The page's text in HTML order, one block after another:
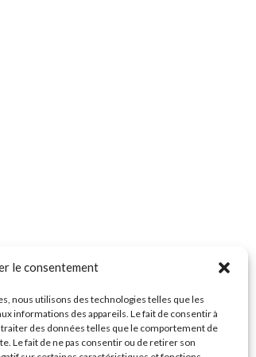
le consentement
nous utilisons des technologies telles que les
informations des appareils. Le fait de consentir à
des données telles que le comportement de
Le fait de ne pas consentir ou de retirer son